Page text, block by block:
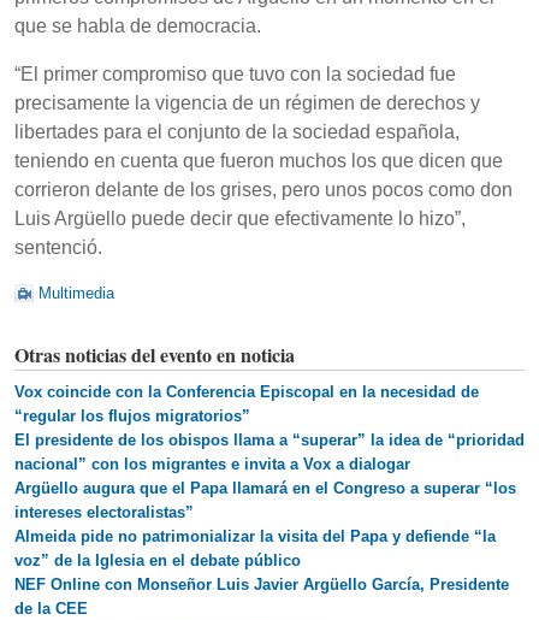
que se habla de democracia.
“El primer compromiso que tuvo con la sociedad fue
precisamente la vigencia de un régimen de derechos y
libertades para el conjunto de la sociedad española,
teniendo en cuenta que fueron muchos los que dicen que
corrieron delante de los grises, pero unos pocos como don
Luis Argüello puede decir que efectivamente lo hizo”,
sentenció.
Multimedia
Otras noticias del evento en noticia
Vox coincide con la Conferencia Episcopal en la necesidad de
“regular los flujos migratorios”
El presidente de los obispos llama a “superar” la idea de “prioridad
nacional” con los migrantes e invita a Vox a dialogar
Argüello augura que el Papa llamará en el Congreso a superar “los
intereses electoralistas”
Almeida pide no patrimonializar la visita del Papa y defiende “la
voz” de la Iglesia en el debate público
NEF Online con Monseñor Luis Javier Argüello García, Presidente
de la CEE